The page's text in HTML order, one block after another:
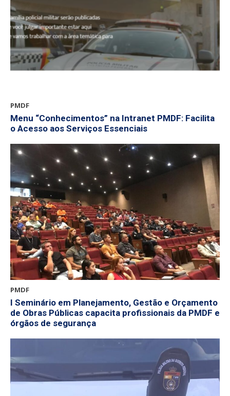
PMDF
Menu “Conhecimentos” na Intranet PMDF: Facilita
o Acesso aos Serviços Essenciais
PMDF
I Seminário em Planejamento, Gestão e Orçamento
de Obras Públicas capacita profissionais da PMDF e
órgãos de segurança